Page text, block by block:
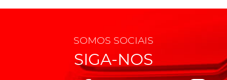
SOMOS SOCIAIS
SIGA-NOS